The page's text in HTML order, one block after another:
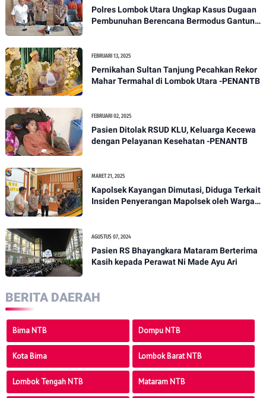
Polres Lombok Utara Ungkap Kasus Dugaan
Pembunuhan Berencana Bermodus Gantung
FEBRUARI 13, 2025
Pernikahan Sultan Tanjung Pecahkan Rekor
Mahar Termahal di Lombok Utara -PENANTB
FEBRUARI 02, 2025
Pasien Ditolak RSUD KLU, Keluarga Kecewa
dengan Pelayanan Kesehatan -PENANTB
MARET 21, 2025
Kapolsek Kayangan Dimutasi, Diduga Terkait
Insiden Penyerangan Mapolsek oleh Warga -
AGUSTUS 07, 2024
Pasien RS Bhayangkara Mataram Berterima
Kasih kepada Perawat Ni Made Ayu Ari
BERITA DAERAH
Bima NTB Dompu NTB
Kota Bima Lombok Barat NTB
Lombok Tengah NTB Mataram NTB